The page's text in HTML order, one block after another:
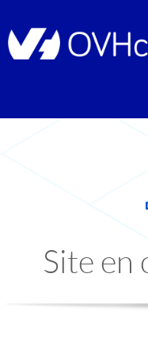
Site en